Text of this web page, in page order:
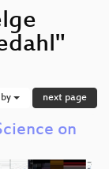
next page
on